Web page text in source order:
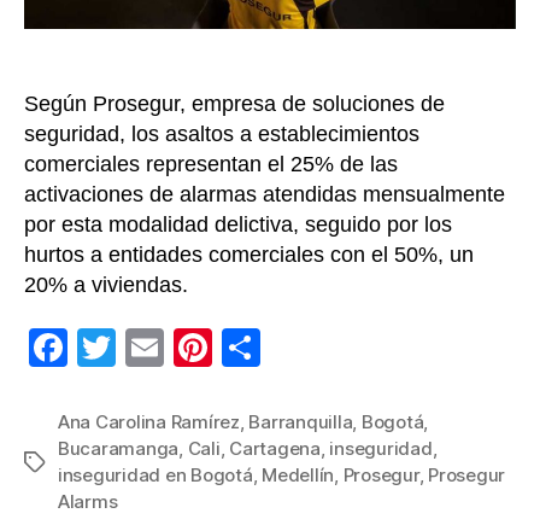
y
Según Prosegur, empresa de soluciones de
seguridad, los asaltos a establecimientos
comerciales representan el 25% de las
activaciones de alarmas atendidas mensualmente
por esta modalidad delictiva, seguido por los
hurtos a entidades comerciales con el 50%, un
20% a viviendas.
F
c
e
b
T
tt
er
E
ail
Pi
er
e
m
p
Etiquetas
Ana Carolina Ramírez, Barranquilla, Bogotá,
Bucaramanga, Cali, Cartagena, inseguridad,
inseguridad en Bogotá, Medellín, Prosegur, Prosegur
Alarms